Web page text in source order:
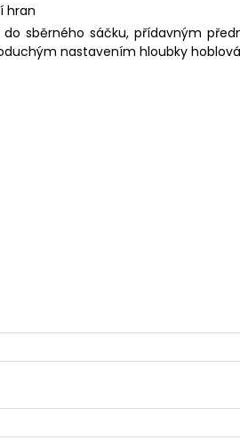
hran
sběrného sáčku, přídavným
nastavením hloubky